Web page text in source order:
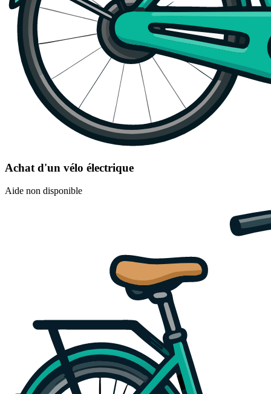
Achat d'un vélo électrique
Aide non disponible